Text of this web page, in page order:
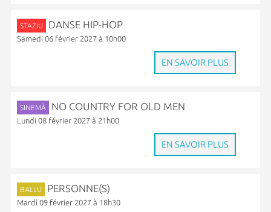
STAZIU DANSE HIP-HOP
Samedi 06 février 2027 à 10h00
EN SAVOIR PLUS
SINEMÀ NO COUNTRY FOR OLD MEN
Lundi 08 février 2027 à 21h00
EN SAVOIR PLUS
BALLU PERSONNE(S)
Mardi 09 février 2027 à 18h30